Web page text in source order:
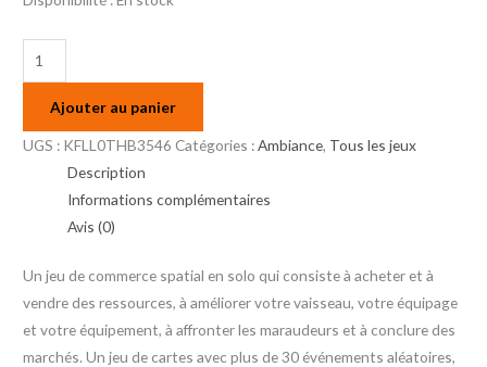
Ajouter au panier
UGS : KFLL0THB3546 Catégories :Ambiance, Tous les jeux
Description
Informations complémentaires
Avis (0)
Un jeu de commerce spatial en solo qui consiste à acheter et à
vendre des ressources, à améliorer votre vaisseau, votre équipage
et votre équipement, à affronter les maraudeurs et à conclure des
marchés. Un jeu de cartes avec plus de 30 événements aléatoires,